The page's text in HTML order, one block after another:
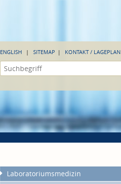
ENGLISH SITEMAP KONTAKT / LAGEPLAN
Laboratoriumsmedizin